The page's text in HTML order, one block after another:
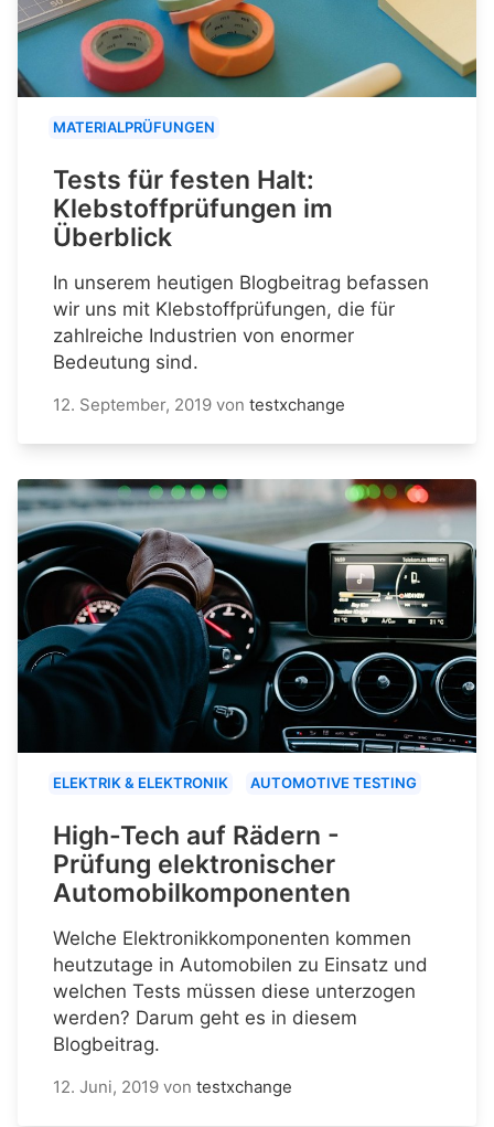
MATERIALPRÜFUNGEN
Tests für festen Halt:
Klebstoffprüfungen im
Überblick
In unserem heutigen Blogbeitrag befassen
wir uns mit Klebstoffprüfungen, die für
zahlreiche Industrien von enormer
Bedeutung sind.
12. September, 2019 von testxchange
ELEKTRIK & ELEKTRONIK AUTOMOTIVE TESTING
High-Tech auf Rädern -
Prüfung elektronischer
Automobilkomponenten
Welche Elektronikkomponenten kommen
heutzutage in Automobilen zu Einsatz und
welchen Tests müssen diese unterzogen
werden? Darum geht es in diesem
Blogbeitrag.
12. Juni, 2019 von testxchange